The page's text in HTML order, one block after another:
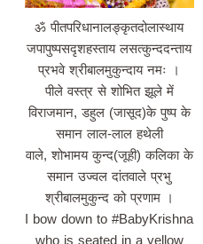
ॐ पीतपरिधानालङ्कृतदोलास्थाय
जपापुष्‍पसदृशहस्‍ताय लसत्‍कुन्‍ददन्‍ताय
प्रभवे श्रीबालमुकुन्दाय नमः ।
पीले वस्त्र से शोभित झूले में
विराजमान, डहुल (जासूद)के पुष्प के
समान लाल-लाल हथेली
वाले, शोभामय कुन्‍द(जूही) कलिका के
समान उज्वल दांतवाले प्रभु
श्रीबालमुकुन्द को प्रणाम ।
I bow down to #BabyKrishna
who is seated in a yellow